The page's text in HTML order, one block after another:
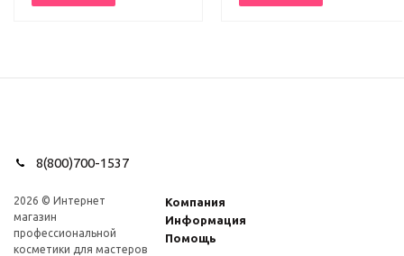
8(800)700-1537
2026 © Интернет
магазин
профеcсиональной
косметики для мастеров
Компания
Информация
Помощь